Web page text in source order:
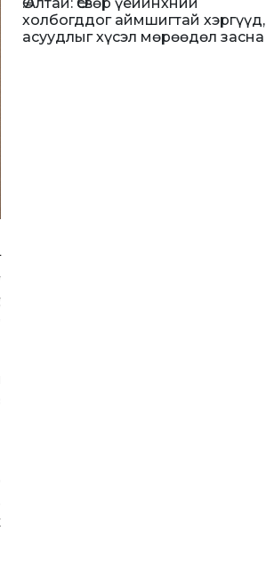
холбогддог аймшигтай хэргүүд,
асуудлыг хүсэл мөрөөдөл засна